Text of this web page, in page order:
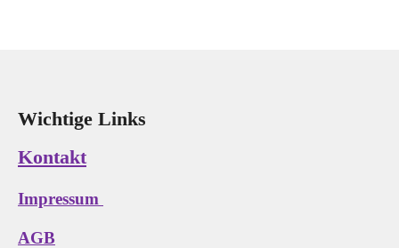
Wichtige Links
Kontakt
Impressum
AGB